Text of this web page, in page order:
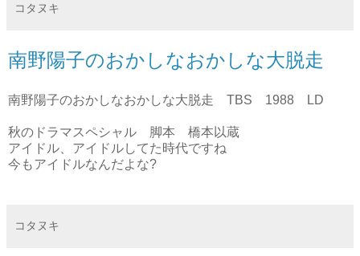
コタヌキ
南野陽子のおかしなおかしな大脱走
南野陽子のおかしなおかしな大脱走 TBS 1988 LD
秋のドラマスペシャル 脚本 橋本以蔵
アイドル、アイドルしてた時代ですね
今もアイドルなんだよな?
コタヌキ